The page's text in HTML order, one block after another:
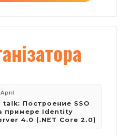
April
talk: Построение SSO
примере Identity
4.0 (.NET Core 2.0)